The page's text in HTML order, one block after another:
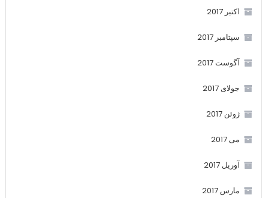
اکتبر 2017
سپتامبر 2017
آگوست 2017
جولای 2017
ژوئن 2017
می 2017
آوریل 2017
مارس 2017